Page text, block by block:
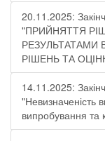
20.11.2025:
"ПРИЙНЯТТЯ
РЕЗУЛЬТАТАМИ
РІШЕНЬ ТА
14.11.2025:
"Невизначеність
випробування та